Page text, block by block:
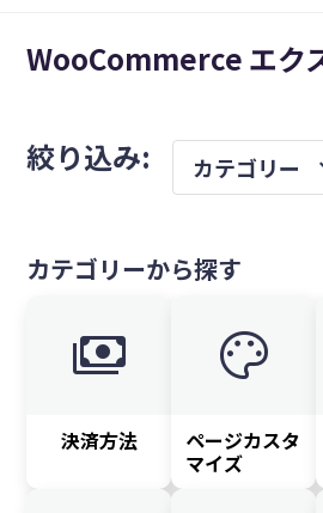
に
を
WooCommerce エク
メ
サ
イ
絞り込み: カテゴリー
カテゴリーから探す
payments
決済方法
palette
ページカスタ
マイズ